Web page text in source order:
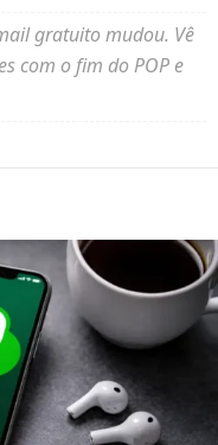
gratuito mudou. Vê
com o fim do POP e